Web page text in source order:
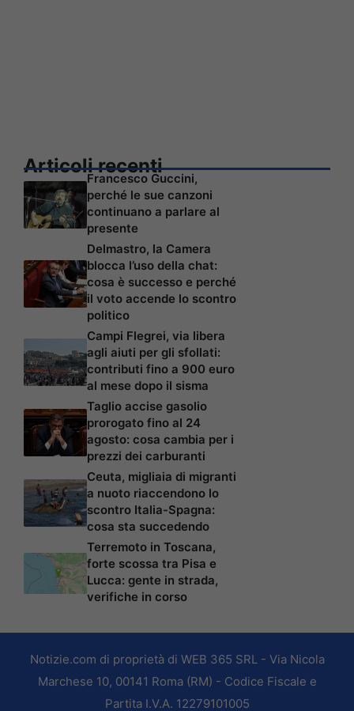
Articoli recenti
Francesco Guccini,
perché le sue canzoni
continuano a parlare al
presente
Delmastro, la Camera
blocca l’uso della chat:
cosa è successo e perché
il voto accende lo scontro
politico
Campi Flegrei, via libera
agli aiuti per gli sfollati:
contributi fino a 900 euro
al mese dopo il sisma
Taglio accise gasolio
prorogato fino al 24
agosto: cosa cambia per i
prezzi dei carburanti
Ceuta, migliaia di migranti
a nuoto riaccendono lo
scontro Italia-Spagna:
cosa sta succedendo
Terremoto in Toscana,
forte scossa tra Pisa e
Lucca: gente in strada,
verifiche in corso
Notizie.com di proprietà di WEB 365 SRL - Via Nicola
Marchese 10, 00141 Roma (RM) - Codice Fiscale e
Partita I.V.A. 12279101005